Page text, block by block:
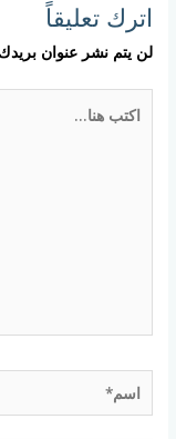
اترك تعليقاً
لن يتم نشر عنوان بريدك
اسم*